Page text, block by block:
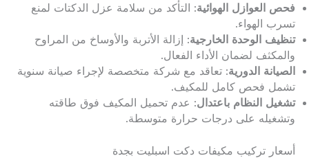
فحص العوازل الهوائية: التأكد من سلامة عزل الدكتات لمنع
تسرب الهواء.
تنظيف الوحدة الخارجية: إزالة الأتربة والأوساخ من المراوح
والمكثف لضمان الأداء الفعال.
الصيانة الدورية: تعاقد مع شركة متخصصة لإجراء صيانة سنوية
تشمل فحص كامل للمكيف.
تشغيل النظام باعتدال: عدم تحميل المكيف فوق طاقته
وتشغيله على درجات حرارة متوسطة.
أسعار تركيب مكيفات دكت اسبليت بجدة